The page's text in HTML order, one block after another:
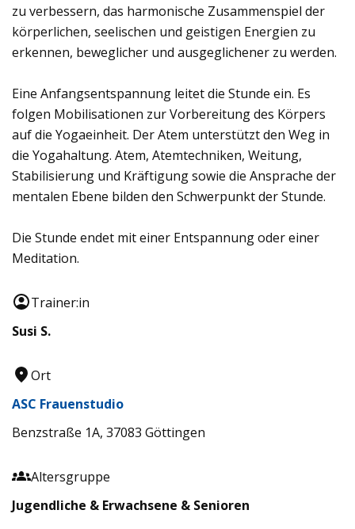
zu verbessern, das harmonische Zusammenspiel der
körperlichen, seelischen und geistigen Energien zu
erkennen, beweglicher und ausgeglichener zu werden.
Eine Anfangsentspannung leitet die Stunde ein. Es
folgen Mobilisationen zur Vorbereitung des Körpers
auf die Yogaeinheit. Der Atem unterstützt den Weg in
die Yogahaltung. Atem, Atemtechniken, Weitung,
Stabilisierung und Kräftigung sowie die Ansprache der
mentalen Ebene bilden den Schwerpunkt der Stunde.
Die Stunde endet mit einer Entspannung oder einer
Meditation.
Trainer:in
Susi S.
Ort
ASC Frauenstudio
Benzstraße 1A, 37083 Göttingen
Altersgruppe
Jugendliche & Erwachsene & Senioren